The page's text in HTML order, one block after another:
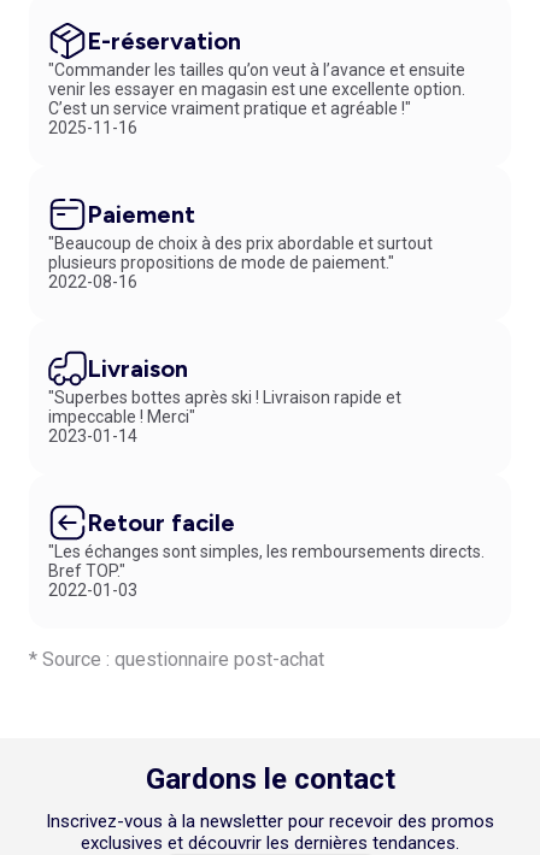
looks relax apprécieront également le
taille, parfait pour les week-ends et les moments de détente. Les
matières sélectionnées sont pensées pour garantir un maximum de
confort. Les pulls en laine grande tailleséduisent par leur douceur
et leur respirabilité, tandis que les
Notre sélection depulls et gilets grande taille pas chers pour
hommeassocie qualité, liberté de mouvement et prix accessibles. Et
pour acheter en toute sérénité, vous bénéficiez d’une politique de
retour simple : vous disposez de 30 jours pour changer d’avis et
quotidien.
E-réservation
"Commander les tailles qu’on veut à l’avance et ensuite
venir les essayer en magasin est une excellente option.
C’est un service vraiment pratique et agréable !"
2025-11-16
Paiement
"Beaucoup de choix à des prix abordable et surtout
plusieurs propositions de mode de paiement."
2022-08-16
Livraison
"Superbes bottes après ski ! Livraison rapide et
impeccable ! Merci"
2023-01-14
Retour facile
"Les échanges sont simples, les remboursements directs.
Bref TOP."
2022-01-03
* Source : questionnaire post-achat
Gardons le contact
Inscrivez-vous à la newsletter pour recevoir des promos
exclusives et découvrir les dernières tendances.